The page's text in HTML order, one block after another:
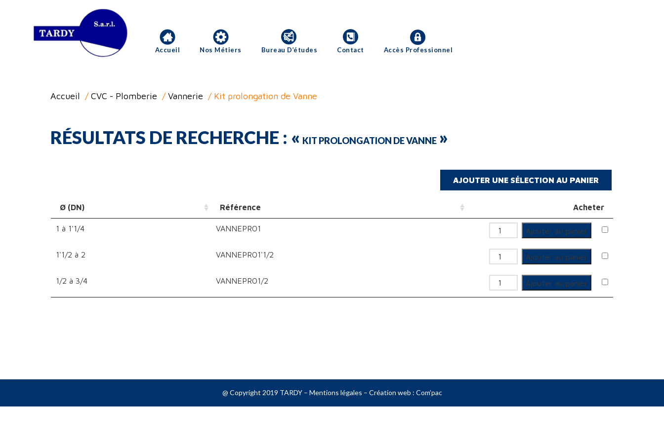
Accueil Nos Métiers Bureau D’études Contact Accès Professionnel
Accueil /CVC - Plomberie /Vannerie / Kit prolongation de Vanne
RÉSULTATS DE RECHERCHE : « KIT PROLONGATION DE VANNE »
Ø (DN) Référence Acheter
1 à 1'1/4 VANNEPRO1 quantité de Kit prolongation de Vanne
Ajouter au panier
1'1/2 à 2 VANNEPRO1'1/2 quantité de Kit prolongation de Vanne
Ajouter au panier
1/2 à 3/4 VANNEPRO1/2 quantité de Kit prolongation de Vanne
Ajouter au panier
@ Copyright 2019 TARDY – Mentions légales – Création web : Com’pac